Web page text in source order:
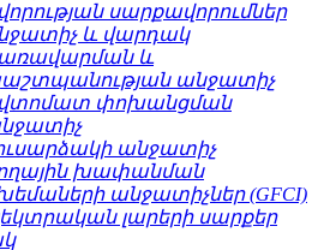
սարքավորումներ
և վարդակ
և
անջատիչ
փոխանցման
անջատիչ
խափանման
անջատիչներ (GFCI)
լարերի սարքեր